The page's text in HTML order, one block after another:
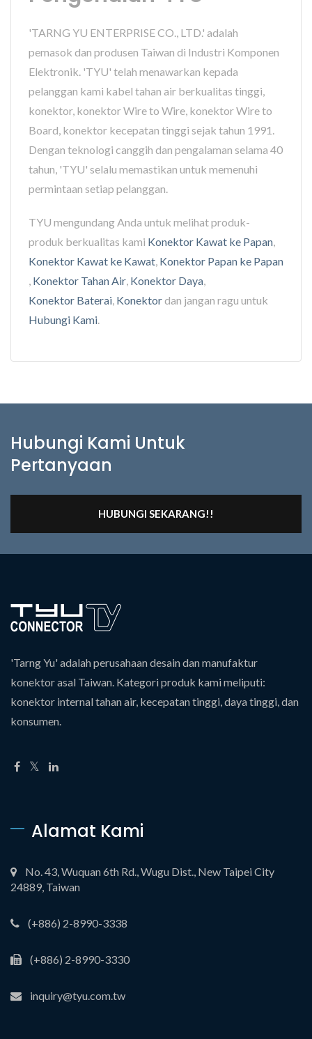
'TARNG YU ENTERPRISE CO., LTD.' adalah
pemasok dan produsen Taiwan di Industri Komponen
Elektronik. 'TYU' telah menawarkan kepada
pelanggan kami kabel tahan air berkualitas tinggi,
konektor, konektor Wire to Wire, konektor Wire to
Board, konektor kecepatan tinggi sejak tahun 1991.
Dengan teknologi canggih dan pengalaman selama 40
tahun, 'TYU' selalu memastikan untuk memenuhi
permintaan setiap pelanggan.
TYU mengundang Anda untuk melihat produk-
produk berkualitas kami Konektor Kawat ke Papan,
Konektor Kawat ke Kawat, Konektor Papan ke Papan
, Konektor Tahan Air, Konektor Daya,
Konektor Baterai, Konektordan jangan ragu untuk
Hubungi Kami.
Hubungi Kami Untuk
Pertanyaan
HUBUNGI SEKARANG!!
'Tarng Yu' adalah perusahaan desain dan manufaktur
konektor asal Taiwan. Kategori produk kami meliputi:
konektor internal tahan air, kecepatan tinggi, daya tinggi, dan
konsumen.
Alamat Kami
No. 43, Wuquan 6th Rd., Wugu Dist., New Taipei City
24889, Taiwan
(+886) 2-8990-3338
(+886) 2-8990-3330
inquiry@tyu.com.tw